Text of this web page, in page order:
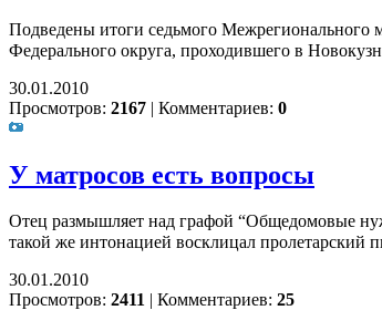
Подведены итоги седьмого Межрегионального
Федерального округа, проходившего в
30.01.2010
Просмотров: 2167 | Комментариев: 0
У матросов есть вопросы
Отец размышляет над графой “Общедомовые
такой же интонацией восклицал пролетарский
30.01.2010
Просмотров: 2411 | Комментариев: 25